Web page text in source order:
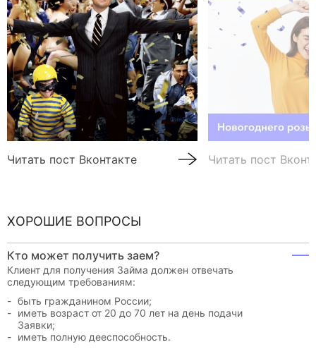
Читать пост Вконтакте Читать пост
ХОРОШИЕ ВОПРОСЫ
Кто может получить заем?
Клиент для получения Займа должен отвечать
следующим требованиям:
быть гражданином России;
иметь возраст от 20 до 70 лет на день подачи
Заявки;
иметь полную дееспособность.